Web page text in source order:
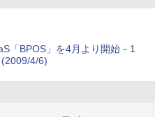
「BPOS」を4月より開始－1
4/6)